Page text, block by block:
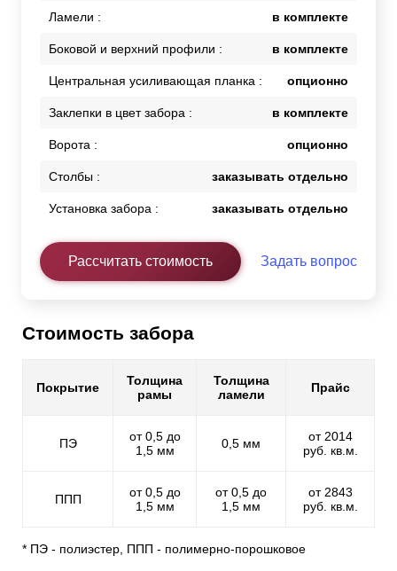
Ламели : в комплекте
Боковой и верхний профили : в комплекте
Центральная усиливающая планка : опционно
Заклепки в цвет забора : в комплекте
Ворота : опционно
Столбы : заказывать отдельно
Установка забора : заказывать отдельно
Рассчитать стоимость Задать вопрос
Стоимость забора
Покрытие
Толщина
рамы
Толщина
ламели
Прайс
ПЭ
от 0,5 до
1,5 мм
0,5 мм
от 2014
руб. кв.м.
ППП
от 0,5 до
1,5 мм
от 0,5 до
1,5 мм
от 2843
руб. кв.м.
* ПЭ - полиэстер, ППП - полимерно-порошковое